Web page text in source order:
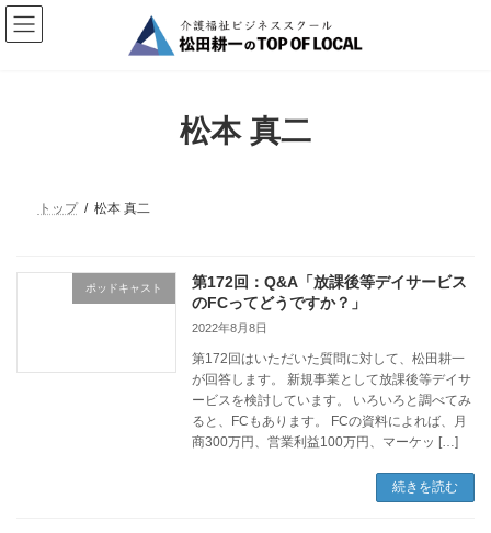
コ
ン
テ
ナ
ビ
ゲ
松本 真二
トップ 松本 真二
ポッドキャスト
第172回：Q&A「放課後等デイサービス
のFCってどうですか？」
2022年8月8日
第172回はいただいた質問に対して、松田耕一
が回答します。 新規事業として放課後等デイサ
ービスを検討しています。 いろいろと調べてみ
ると、FCもあります。 FCの資料によれば、月
商300万円、営業利益100万円、マーケッ […]
続きを読む